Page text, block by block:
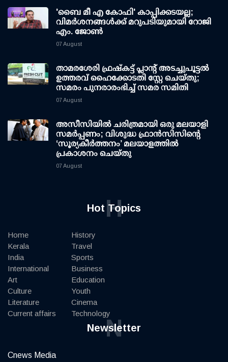
'ബൈ മീ എ കോഫി' കാപ്പിക്കടയല്ല;
വിമര്‍ശനങ്ങള്‍ക്ക് മറുപടിയുമായി റോജി
എം. ജോണ്‍
07 August
താമരശേരി ഫ്രഷ്കട്ട് പ്ലാന്റ് അടച്ചുപൂട്ടൽ
ഉത്തരവ് ഹൈക്കോടതി സ്റ്റേ ചെയ്തു;
സമരം പുനരാരംഭിച്ച് സമര സമിതി
07 August
അസീസിയിൽ ചരിത്രമായി ഒരു മലയാളി
സമർപ്പണം; വിശുദ്ധ ഫ്രാൻസിസിന്റെ
‘സൂര്യകീർത്തനം’ മലയാളത്തിൽ
പ്രകാശനം ചെയ്തു
07 August
Hot Topics
H
Home
Kerala
India
International
Art
Culture
Literature
Current affairs
History
Travel
Sports
Business
Education
Youth
Cinema
Technology
Newsletter
N
Cnews Media